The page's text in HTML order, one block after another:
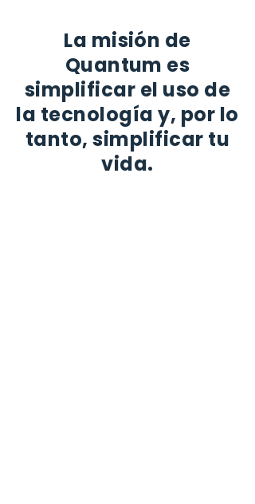
​La misión de
Quantum es
simplificar el uso de
la tecnología y, por lo
tanto, simplificar tu
vida.